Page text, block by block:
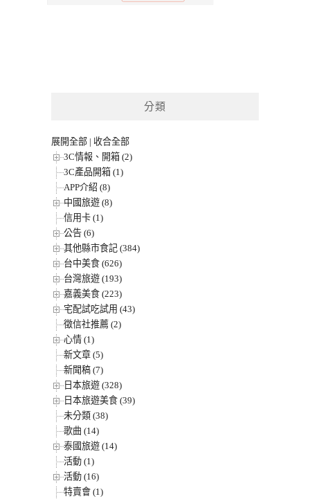
分類
展開全部 | 收合全部
3C情報、開箱 (2)
3C產品開箱 (1)
APP介紹 (8)
中國旅遊 (8)
信用卡 (1)
公告 (6)
其他縣市食記 (384)
台中美食 (626)
台灣旅遊 (193)
嘉義美食 (223)
宅配試吃試用 (43)
徵信社推薦 (2)
心情 (1)
新文章 (5)
新聞稿 (7)
日本旅遊 (328)
日本旅遊美食 (39)
未分類 (38)
歌曲 (14)
泰國旅遊 (14)
活動 (1)
活動 (16)
特賣會 (1)